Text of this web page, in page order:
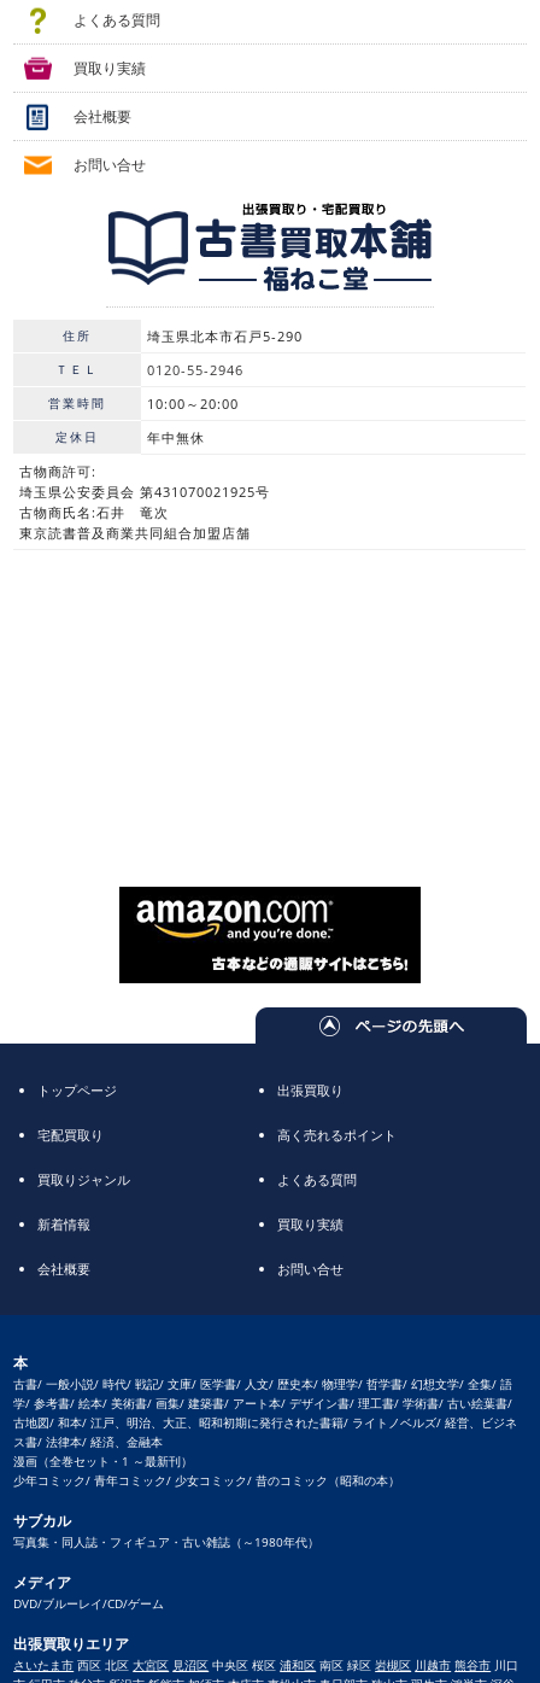
よくある質問
買取り実績
会社概要
お問い合せ
住所 埼玉県北本市石戸5-290
ＴＥＬ 0120-55-2946
営業時間 10:00～20:00
定休日
年中無休
古物商許可:
埼玉県公安委員会 第431070021925号
古物商氏名:石井 竜次
東京読書普及商業共同組合加盟店舗
トップページ 出張買取り
宅配買取り 高く売れるポイント
買取りジャンル よくある質問
新着情報 買取り実績
会社概要 お問い合せ
本
古書/ 一般小説/ 時代/ 戦記/ 文庫/ 医学書/ 人文/ 歴史本/ 物理学/ 哲学書/ 幻想文学/ 全集/ 語
学/ 参考書/ 絵本/ 美術書/ 画集/ 建築書/ アート本/ デザイン書/ 理工書/ 学術書/ 古い絵葉書/
古地図/ 和本/ 江戸、明治、大正、昭和初期に発行された書籍/ ライトノベルズ/ 経営、ビジネ
ス書/ 法律本/ 経済、金融本
漫画（全巻セット・1 ～最新刊）
少年コミック/ 青年コミック/ 少女コミック/ 昔のコミック（昭和の本）
サブカル
写真集・同人誌・フィギュア・古い雑誌（～1980年代）
メディア
DVD/ブルーレイ/CD/ゲーム
出張買取りエリア
さいたま市 西区 北区大宮区 見沼区 中央区 桜区浦和区 南区 緑区岩槻区 川越市 熊谷市 川口